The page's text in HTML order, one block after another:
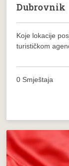
Dubrovnik
Koje lokacije
turističkom
0 Smještaja